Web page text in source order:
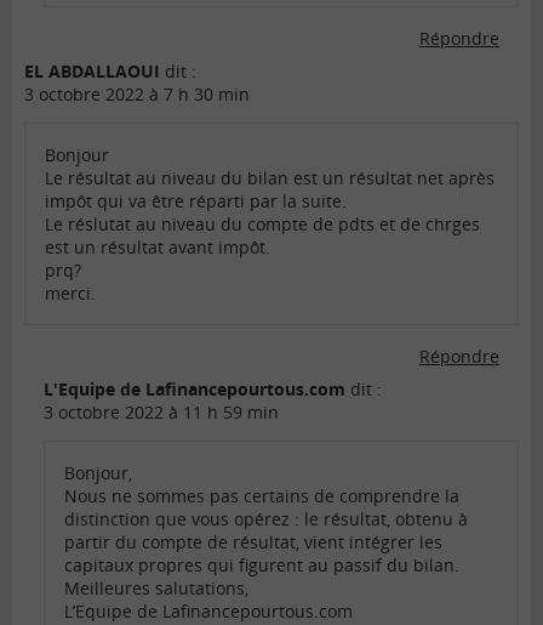
Répondre
EL ABDALLAOUI dit :
3 octobre 2022 à 7 h 30 min
Bonjour
Le résultat au niveau du bilan est un résultat net après
impôt qui va être réparti par la suite.
Le réslutat au niveau du compte de pdts et de chrges
est un résultat avant impôt.
prq?
merci.
Répondre
L'Equipe de Lafinancepourtous.com dit :
3 octobre 2022 à 11 h 59 min
Bonjour,
Nous ne sommes pas certains de comprendre la
distinction que vous opérez : le résultat, obtenu à
partir du compte de résultat, vient intégrer les
capitaux propres qui figurent au passif du bilan.
Meilleures salutations,
L’Equipe de Lafinancepourtous.com